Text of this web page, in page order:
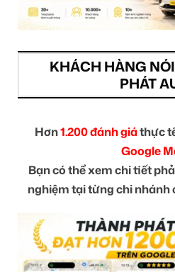
KHÁCH HÀNG
PHÁT
Hơn1.200 đánh giáthực
Google
Bạn có thể xem chi tiết
nghiệm tại từng chi nhánh